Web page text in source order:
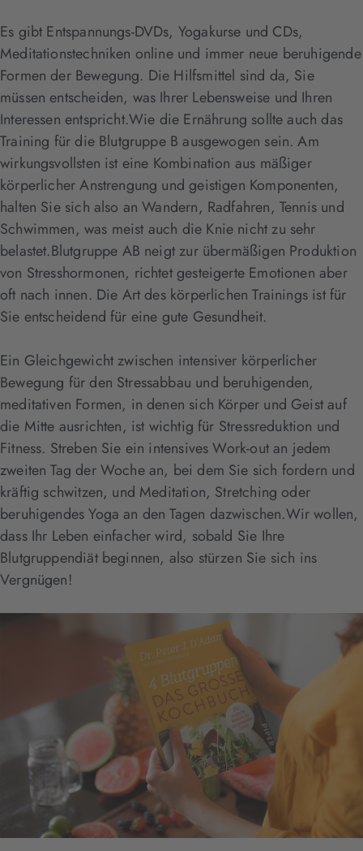
Es gibt Entspannungs-DVDs, Yogakurse und CDs,
Meditationstechniken online und immer neue beruhigende
Formen der Bewegung. Die Hilfsmittel sind da, Sie
müssen entscheiden, was Ihrer Lebensweise und Ihren
Interessen entspricht.Wie die Ernährung sollte auch das
Training für die Blutgruppe B ausgewogen sein. Am
wirkungsvollsten ist eine Kombination aus mäßiger
körperlicher Anstrengung und geistigen Komponenten,
halten Sie sich also an Wandern, Radfahren, Tennis und
Schwimmen, was meist auch die Knie nicht zu sehr
belastet.Blutgruppe AB neigt zur übermäßigen Produktion
von Stresshormonen, richtet gesteigerte Emotionen aber
oft nach innen. Die Art des körperlichen Trainings ist für
Sie entscheidend für eine gute Gesundheit.
Ein Gleichgewicht zwischen intensiver körperlicher
Bewegung für den Stressabbau und beruhigenden,
meditativen Formen, in denen sich Körper und Geist auf
die Mitte ausrichten, ist wichtig für Stressreduktion und
Fitness. Streben Sie ein intensives Work-out an jedem
zweiten Tag der Woche an, bei dem Sie sich fordern und
kräftig schwitzen, und Meditation, Stretching oder
beruhigendes Yoga an den Tagen dazwischen.Wir wollen,
dass Ihr Leben einfacher wird, sobald Sie Ihre
Blutgruppendiät beginnen, also stürzen Sie sich ins
Vergnügen!